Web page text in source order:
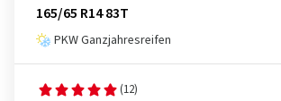
165/65 R14 83T
PKW Ganzjahresreifen
(12)